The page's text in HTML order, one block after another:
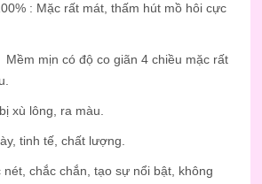
: Mặc rất mát, thấm hút mồ hôi cực
mịn có độ co giãn 4 chiều mặc rất
xù lông, ra màu.
tinh tế, chất lượng.
chắc chắn, tạo sự nổi bật, không